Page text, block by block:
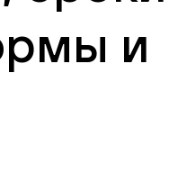
и